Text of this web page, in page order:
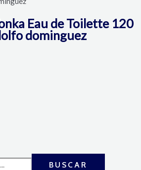
BUSCAR
Eau de Toilette 120
dominguez